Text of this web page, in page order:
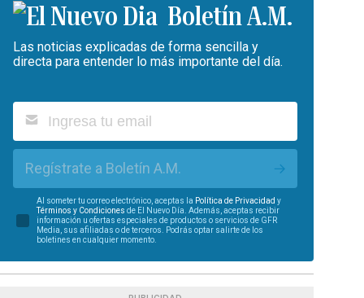
Boletín A.M.
Las noticias explicadas de forma sencilla y
directa para entender lo más importante del día.
Regístrate a Boletín A.M.
Al someter tu correo electrónico, aceptas la Política de Privacidad y
Términos y Condiciones de El Nuevo Día. Además, aceptas recibir
información u ofertas especiales de productos o servicios de GFR
Media, sus afiliadas o de terceros. Podrás optar salirte de los
boletines en cualquier momento.